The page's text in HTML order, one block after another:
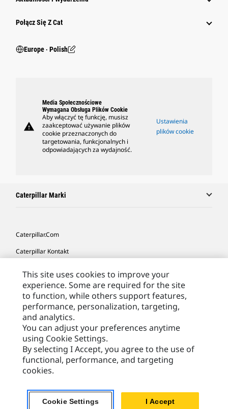
Połącz Się Z Cat
Europe ‧ Polish
warning
Media Społecznościowe
Wymagana Obsługa Plików Cookie
Aby włączyć tę funkcję, musisz
zaakceptować używanie plików
cookie przeznaczonych do
targetowania, funkcjonalnych i
odpowiadających za wydajność.
Ustawienia
plików cookie
Caterpillar Marki
Caterpillar.com
Caterpillar Kontakt
Moje Preferencje Marketingowe
Site Map
Cookie Settings
Legal
Privacy
Europe - Polish© 2026 Caterpillar. Wszelkie prawa zastrzeżone.
This site uses cookies to improve your
experience. Some are required for the site
to function, while others support features,
performance, personalization, targeting,
and analytics.
You can adjust your preferences anytime
using Cookie Settings.
By selecting I Accept, you agree to the use of
functional, performance, and targeting
cookies.
Cookie Settings I Accept